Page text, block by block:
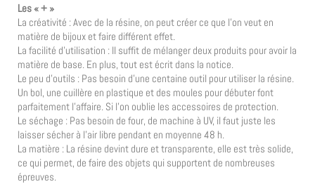
Les « + »
La créativité : Avec de la résine, on peut créer ce que l’on veut en
matière de bijoux et faire différent effet.
La facilité d’utilisation : Il suffit de mélanger deux produits pour avoir la
matière de base. En plus, tout est écrit dans la notice.
Le peu d’outils : Pas besoin d’une centaine outil pour utiliser la résine.
Un bol, une cuillère en plastique et des moules pour débuter font
parfaitement l’affaire. Si l’on oublie les accessoires de protection.
Le séchage : Pas besoin de four, de machine à UV, il faut juste les
laisser sécher à l’air libre pendant en moyenne 48 h.
La matière : La résine devint dure et transparente, elle est très solide,
ce qui permet, de faire des objets qui supportent de nombreuses
épreuves.